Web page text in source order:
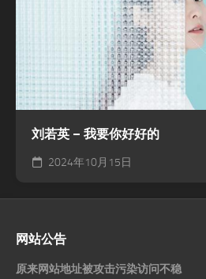
刘若英 – 我要你好好的
2024年10月15日
网站公告
原来网站地址被攻击污染访问不稳